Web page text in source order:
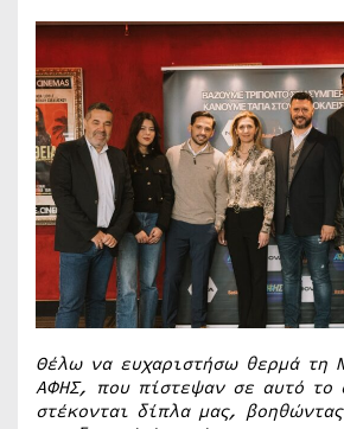
Θέλω να ευχαριστήσω θερμά τη
ΑΦΗΣ, που πίστεψαν σε αυτό το
στέκονται δίπλα μας,